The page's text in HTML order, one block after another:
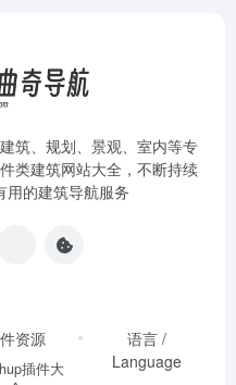
筑、规划、景观、室内等专
类建筑网站大全，不断持续
用的建筑导航服务
资源
插件大
语言 /
Language